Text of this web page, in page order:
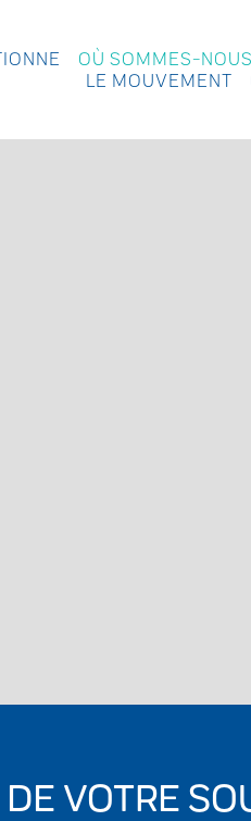
OÙ SOMMES-NOUS
LE MOUVEMENT
VOTRE